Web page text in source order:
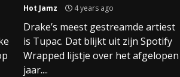
Hot Jamz 4 years ago
Drake’s meest gestreamde artiest
is Tupac. Dat blijkt uit zijn Spotify
Wrapped lijstje over het afgelopen
jaar....